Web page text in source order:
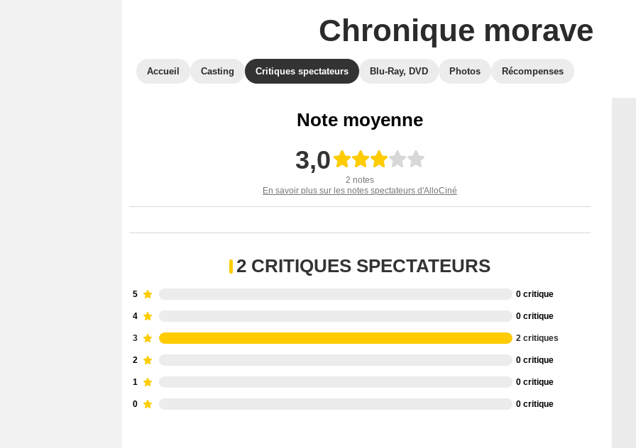
Chronique morave
Accueil Casting Critiques spectateurs Blu-Ray, DVD Photos Récompenses
Note moyenne
3,0
2 notes
En savoir plus sur les notes spectateurs d'AlloCiné
2 CRITIQUES SPECTATEURS
5 0 critique
4 0 critique
3 2 critiques
2 0 critique
1 0 critique
0 0 critique